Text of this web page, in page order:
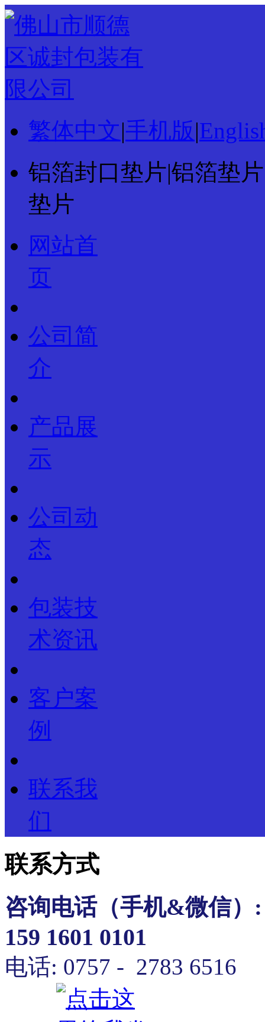
繁体中文|手机版|
铝箔封口垫片|铝箔垫
垫片
网站首
页
公司简
介
产品展
示
公司动
态
包装技
术资讯
客户案
例
联系我
们
联系方式
咨询电话（手机&微信） :
159 1601 0101
电话: 0757 - 2783 6516